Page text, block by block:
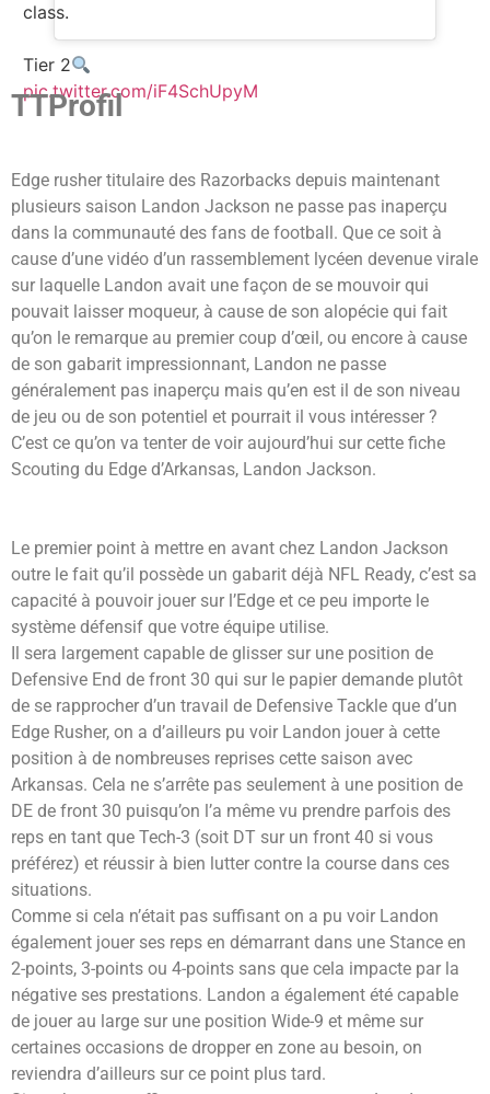
class.
Tier 2
pic.twitter.com/iF4SchUpyM
TTProfil
Edge rusher titulaire des Razorbacks depuis maintenant
plusieurs saison Landon Jackson ne passe pas inaperçu
dans la communauté des fans de football. Que ce soit à
cause d’une vidéo d’un rassemblement lycéen devenue virale
sur laquelle Landon avait une façon de se mouvoir qui
pouvait laisser moqueur, à cause de son alopécie qui fait
qu’on le remarque au premier coup d’œil, ou encore à cause
de son gabarit impressionnant, Landon ne passe
généralement pas inaperçu mais qu’en est il de son niveau
de jeu ou de son potentiel et pourrait il vous intéresser ?
C’est ce qu’on va tenter de voir aujourd’hui sur cette fiche
Scouting du Edge d’Arkansas, Landon Jackson.
Le premier point à mettre en avant chez Landon Jackson
outre le fait qu’il possède un gabarit déjà NFL Ready, c’est sa
capacité à pouvoir jouer sur l’Edge et ce peu importe le
système défensif que votre équipe utilise.
Il sera largement capable de glisser sur une position de
Defensive End de front 30 qui sur le papier demande plutôt
de se rapprocher d’un travail de Defensive Tackle que d’un
Edge Rusher, on a d’ailleurs pu voir Landon jouer à cette
position à de nombreuses reprises cette saison avec
Arkansas. Cela ne s’arrête pas seulement à une position de
DE de front 30 puisqu’on l’a même vu prendre parfois des
reps en tant que Tech-3 (soit DT sur un front 40 si vous
préférez) et réussir à bien lutter contre la course dans ces
situations.
Comme si cela n’était pas suffisant on a pu voir Landon
également jouer ses reps en démarrant dans une Stance en
2-points, 3-points ou 4-points sans que cela impacte par la
négative ses prestations. Landon a également été capable
de jouer au large sur une position Wide-9 et même sur
certaines occasions de dropper en zone au besoin, on
reviendra d’ailleurs sur ce point plus tard.